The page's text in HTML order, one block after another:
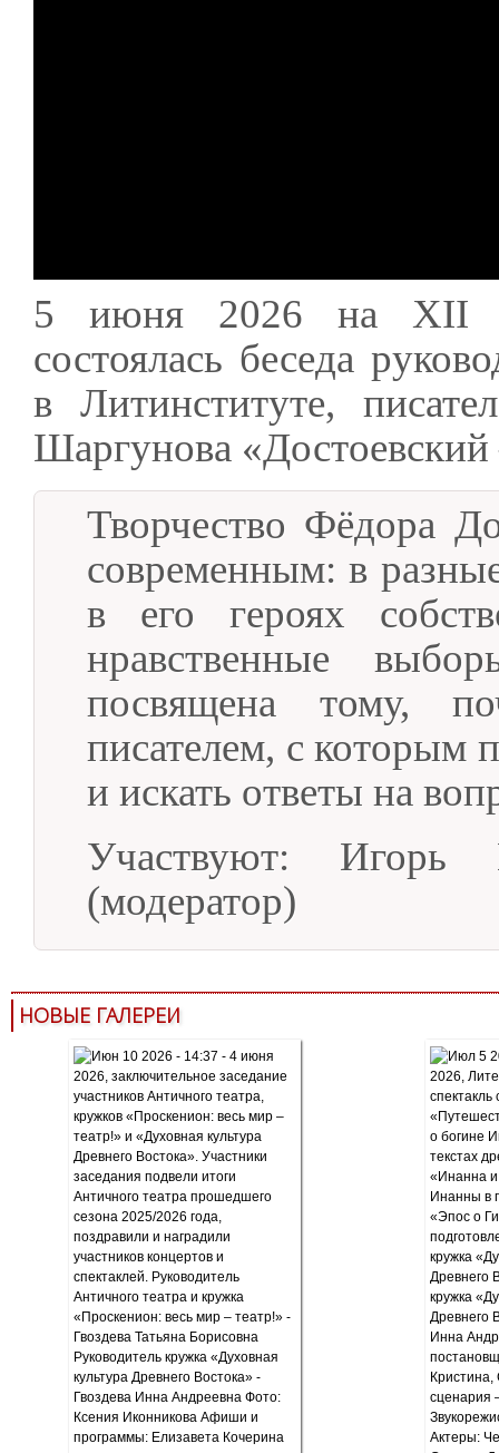
5 июня 2026 на XII
состоялась беседа
в Литинституте,
Шаргунова
Творчество Фёдора
современным: в
в его героях
нравственные
посвящена тому,
писателем, с которым
и искать ответы на
Участвуют: Игорь
(модератор)
НОВЫЕ ГАЛЕРЕИ